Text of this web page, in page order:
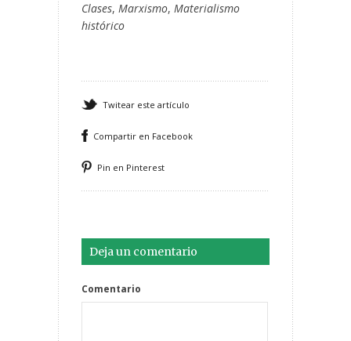
Clases, Marxismo, Materialismo
histórico
Twitear este artículo
Compartir en Facebook
Pin en Pinterest
Deja un comentario
Comentario